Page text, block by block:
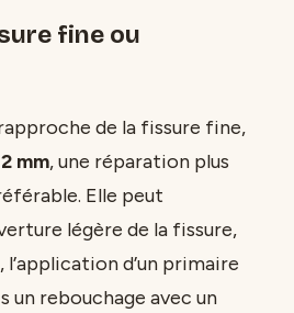
fine ou
de la fissure fine,
mm, une réparation plus
Elle peut
légère de la fissure,
l’application d’un primaire
un rebouchage avec un